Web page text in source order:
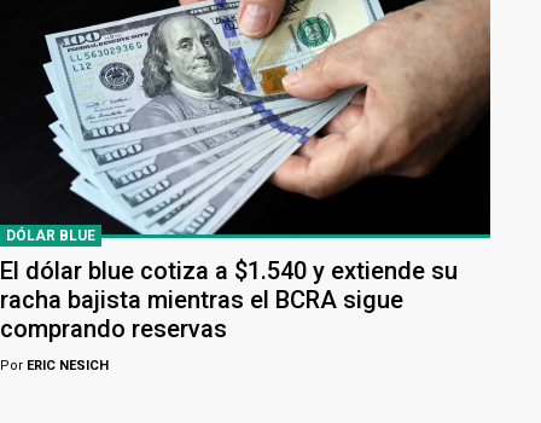
DÓLAR BLUE
El dólar blue cotiza a $1.540 y extiende su
racha bajista mientras el BCRA sigue
comprando reservas
Por ERIC NESICH